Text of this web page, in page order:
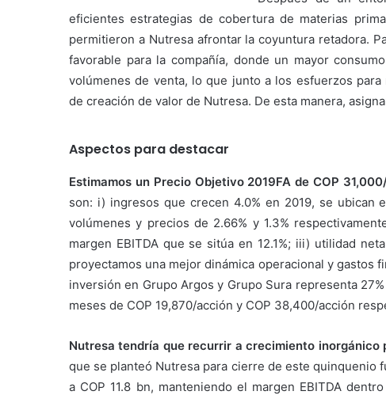
eficientes estrategias de cobertura de materias
permitieron a Nutresa afrontar la coyuntura retadora.
favorable para la compañía, donde un mayor
volúmenes de venta, lo que junto a los esfuerzos
de creación de valor de Nutresa. De esta manera,
Aspectos para destacar
Estimamos un Precio Objetivo 2019FA de COP
son: i) ingresos que crecen 4.0% en 2019, se ubican
volúmenes y precios de 2.66% y 1.3%
margen EBITDA que se sitúa en 12.1%; iii) utilidad
proyectamos una mejor dinámica operacional y
inversión en Grupo Argos y Grupo Sura representa
meses de COP 19,870/acción y COP 38,400/acción
Nutresa tendría que recurrir a crecimiento inorgánico
que se planteó Nutresa para cierre de este quinquenio
a COP 11.8 bn, manteniendo el margen EBITDA